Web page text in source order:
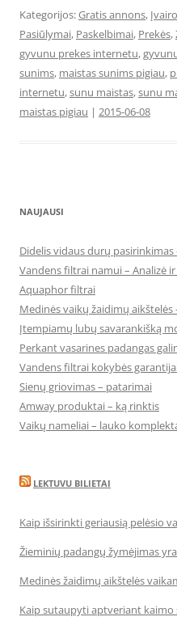
Kategorijos:Gratis annons,
Pasiūlymai, Paskelbimai, Prekės,
gyvunu prekes internetu,
sunims, maistas sunims pigiau,
internetu,sunu maistas,sunu
maistas pigiau | 2015-06-08
NAUJAUSI
Didelis vidaus durų
Vandens filtrai namui – Analizė
Aquaphor filtrai
Medinės vaikų žaidimų aikštelės
Įtempiamų lubų savarankišką
Perkant vasarines padangas
Vandens filtrai kokybės
Sienų griovimas – patarimai
Amway produktai – ką rinktis
Vaikų nameliai – lauko
LEKTUVU BILIETAI
Kaip išsirinkti geriausią pelėsio
Žieminių padangų žymėjimas
Medinės žaidimų aikštelės
Kaip sutaupyti aptveriant kaimo